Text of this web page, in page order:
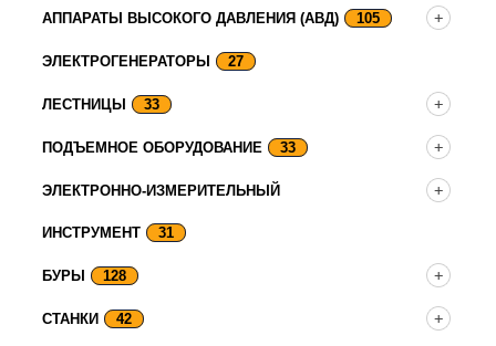
АППАРАТЫ ВЫСОКОГО ДАВЛЕНИЯ (АВД) 105
ЭЛЕКТРОГЕНЕРАТОРЫ 27
ЛЕСТНИЦЫ 33
ПОДЪЕМНОЕ ОБОРУДОВАНИЕ 33
ЭЛЕКТРОННО-ИЗМЕРИТЕЛЬНЫЙ
ИНСТРУМЕНТ 31
БУРЫ 128
СТАНКИ 42